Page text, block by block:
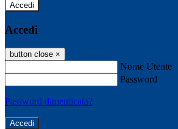
Accedi
Accedi
button close ×
Nome Utente
Password
Password dimenticata?